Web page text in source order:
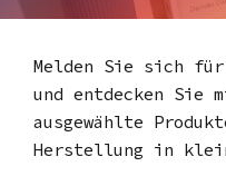
Melden Sie sich
und entdecken Sie
ausgewählte
Herstellung in